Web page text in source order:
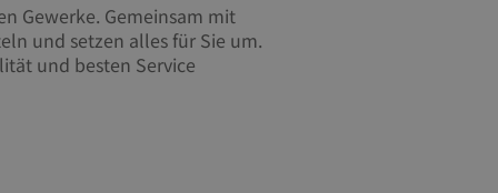
Gewerke. Gemeinsam mit
und setzen alles für Sie um.
und besten Service